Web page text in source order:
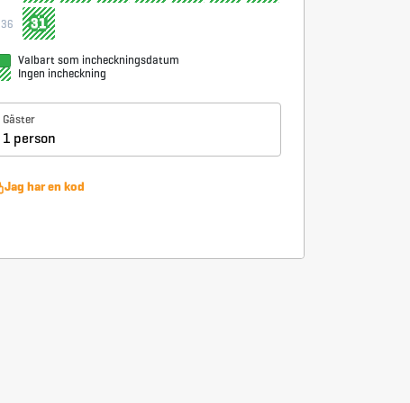
36 31
Valbart som incheckningsdatum
Ingen incheckning
Gäster
1 person
Jag har en kod